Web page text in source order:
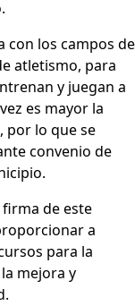
con los campos de
atletismo, para
y juegan a
es mayor la
por lo que se
convenio de
de este
a
para la
mejora y